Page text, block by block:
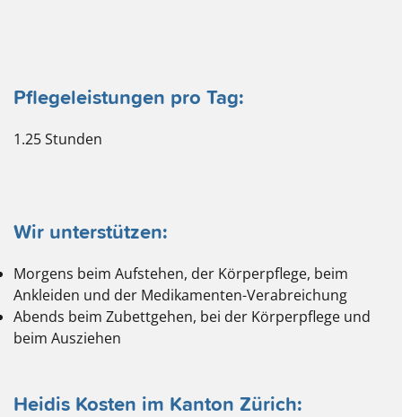
Pflegeleistungen pro Tag:
1.25 Stunden
Wir unterstützen:
Morgens beim Aufstehen, der Körperpflege, beim
Ankleiden und der Medikamenten-Verabreichung
Abends beim Zubettgehen, bei der Körperpflege und
beim Ausziehen
Heidis Kosten im Kanton Zürich: